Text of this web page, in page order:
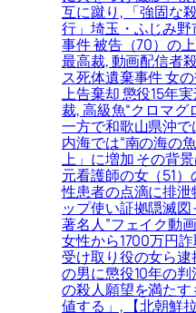
互に蹴り, 「強固な
行」埼玉・ふじみ
事件 被告（70）の
最高裁, 動画配信者
ス死体遺棄事件 女
上告棄却 懲役15年
裁, 高級魚“クロマグ
一方で和歌山県沖
内海では“南の海の
上」に増加 その背
元看護師の女（51
性患者の点滴に排
ップ使い証拠隠滅図
著名人”フェイク動
女性から1700万円
受け取り役の女ら
の男に懲役10年の
の殺人願望を満た
値する」, 【北朝鮮